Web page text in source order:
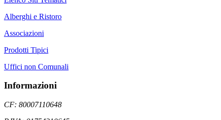
Alberghi e Ristoro
Associazioni
Prodotti Tipici
Uffici non Comunali
Informazioni
CF: 80007110648